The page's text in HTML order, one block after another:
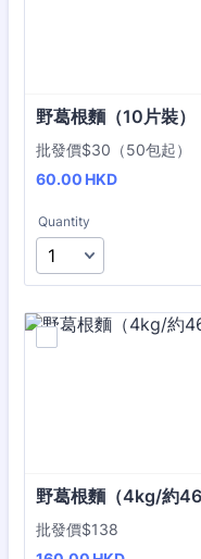
野葛根麵（10片裝）
批發價$30（50包起）
60.00 HKD
60.00 HKD
Quantity
野葛根麵（4kg/約46
批發價$138